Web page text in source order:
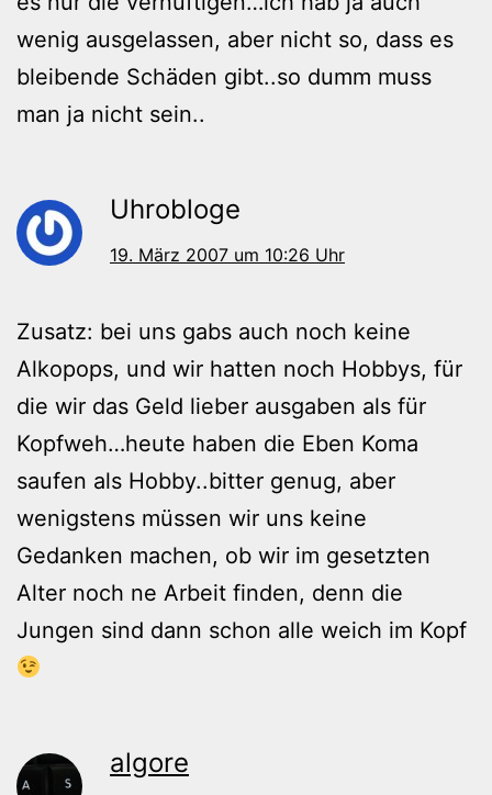
wenig ausgelassen, aber nicht so, dass es
bleibende Schäden gibt..so dumm muss
man ja nicht sein..
Uhrobloge
19. März 2007 um 10:26 Uhr
Zusatz: bei uns gabs auch noch keine
Alkopops, und wir hatten noch Hobbys, für
die wir das Geld lieber ausgaben als für
Kopfweh…heute haben die Eben Koma
saufen als Hobby..bitter genug, aber
wenigstens müssen wir uns keine
Gedanken machen, ob wir im gesetzten
Alter noch ne Arbeit finden, denn die
Jungen sind dann schon alle weich im Kopf
algore